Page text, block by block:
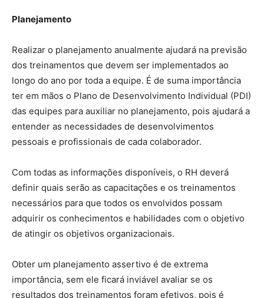
Planejamento
Realizar o planejamento anualmente ajudará na previsão
dos treinamentos que devem ser implementados ao
longo do ano por toda a equipe. É de suma importância
ter em mãos o Plano de Desenvolvimento Individual (PDI)
das equipes para auxiliar no planejamento, pois ajudará a
entender as necessidades de desenvolvimentos
pessoais e profissionais de cada colaborador.
Com todas as informações disponíveis, o RH deverá
definir quais serão as capacitações e os treinamentos
necessários para que todos os envolvidos possam
adquirir os conhecimentos e habilidades com o objetivo
de atingir os objetivos organizacionais.
Obter um planejamento assertivo é de extrema
importância, sem ele ficará inviável avaliar se os
resultados dos treinamentos foram efetivos, pois é